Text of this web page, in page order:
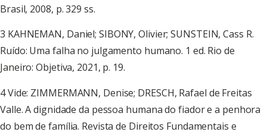
Brasil, 2008, p. 329 ss.
3 KAHNEMAN, Daniel; SIBONY, Olivier; SUNSTEIN, Cass R.
Ruído: Uma falha no julgamento humano. 1 ed. Rio de
Janeiro: Objetiva, 2021, p. 19.
4 Vide: ZIMMERMANN, Denise; DRESCH, Rafael de Freitas
Valle. A dignidade da pessoa humana do fiador e a penhora
do bem de família. Revista de Direitos Fundamentais e